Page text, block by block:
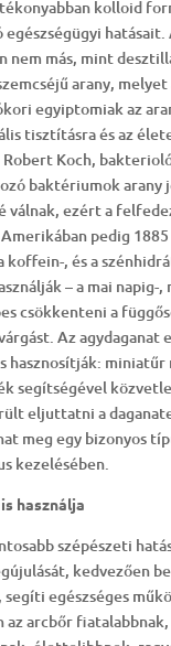
kolloid
hatásait.
nem más, mint
arany,
egyiptomiak az
tisztításra és az
Robert Koch,
baktériumok arany
válnak, ezért a
pedig 1885
koffein-, és a
– a mai napig-,
csökkenteni a
Az agydaganat
hasznosítják: miniatűr
segítségével
eljuttatni a
meg egy bizonyos
kezelésében.
használja
szépészeti
kedvezően
egészséges
arcbőr fiatalabbnak,